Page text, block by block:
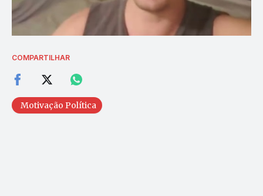
COMPARTILHAR
Motivação Política